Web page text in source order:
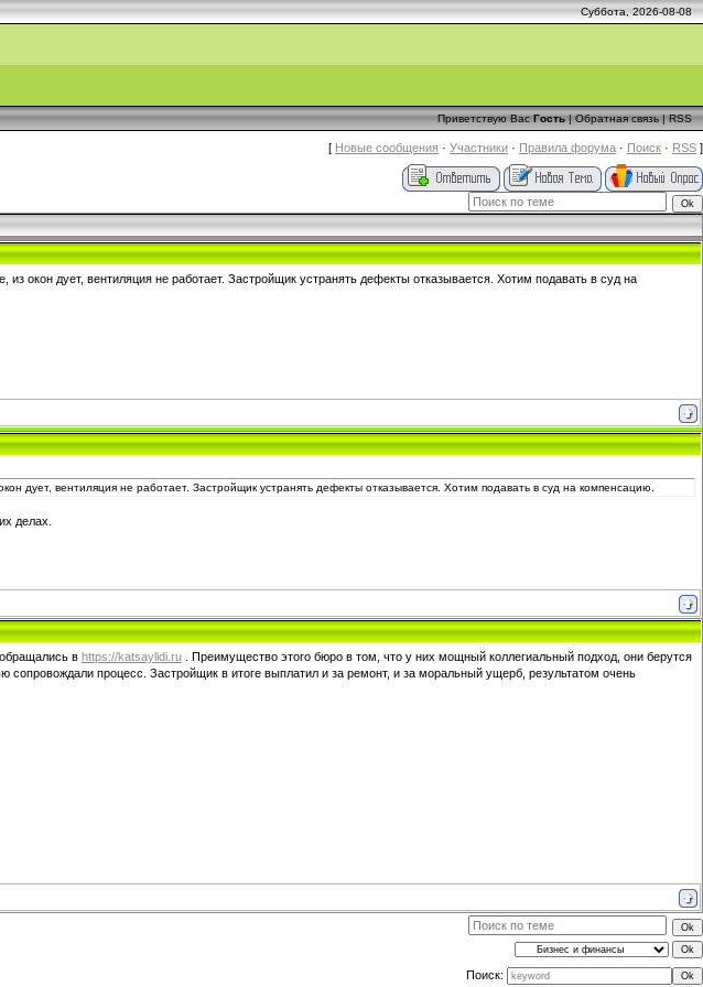
Суббота, 2026-08-08
Приветствую Вас Гость|Обратная связь|RSS
[ Новые сообщения · Участники · Правила форума · Поиск · RSS ]
окон дует, вентиляция не работает. Застройщик устранять дефекты отказывается. Хотим подавать в суд на
дует, вентиляция не работает. Застройщик устранять дефекты отказывается. Хотим подавать в суд на компенсацию.
делах.
в https://katsaylidi.ru . Преимущество этого бюро в том, что у них мощный коллегиальный подход, они берутся
процесс. Застройщик в итоге выплатил и за ремонт, и за моральный ущерб, результатом очень
Поиск: